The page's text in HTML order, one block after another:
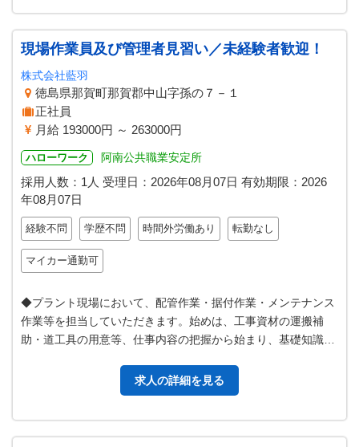
現場作業員及び管理者見習い／未経験者歓迎！
株式会社藍羽
徳島県那賀町那賀郡中山字孫の７－１
正社員
月給 193000円 ～ 263000円
ハローワーク 阿南公共職業安定所
採用人数：1人 受理日： 2026年08月07日 有効期限： 2026
年08月07日
経験不問 学歴不問 時間外労働あり 転勤なし
マイカー通勤可
◆プラント現場において、配管作業・据付作業・メンテナンス
作業等を担当していただきます。始めは、工事資材の運搬補
助・道工具の用意等、仕事内容の把握から始まり、基礎知識を
求人の詳細を見る